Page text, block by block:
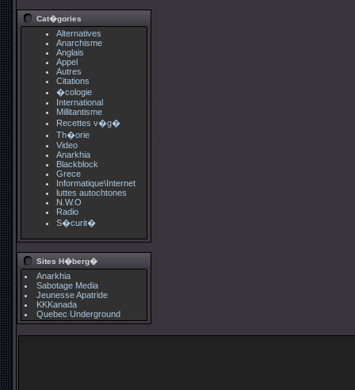
Cat�gories
Alternatives
Anarchisme
Anglais
Appel
Autres
Citations
�cologie
International
Millitantisme
Recettes v�g�
Th�orie
Video
Anarkhia
Blackblock
Grece
Informatique\Internet
luttes autochtones
N.W.O
Radio
S�curit�
Sites H�berg�
Anarkhia
Sabotage Media
Jeunesse Apatride
KKKanada
Quebec Underground